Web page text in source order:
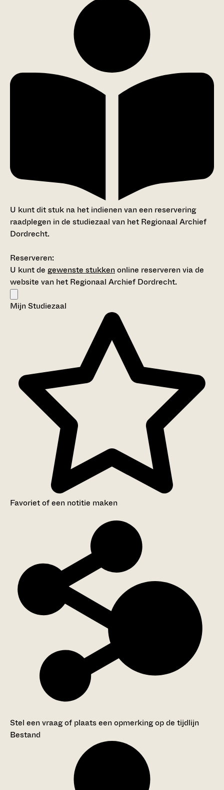
U kunt dit stuk na het indienen van een reservering
raadplegen in de studiezaal van het Regionaal Archief
Dordrecht.
Reserveren:
U kunt de gewenste stukkenonline reserveren via de
website van het Regionaal Archief Dordrecht.
Mijn Studiezaal
Favoriet of een notitie maken
Stel een vraag of plaats een opmerking op de tijdlijn
Bestand